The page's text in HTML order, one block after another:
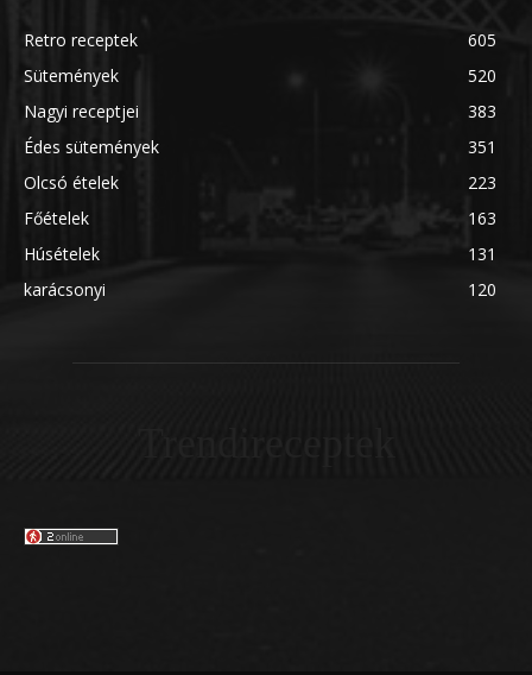
Retro receptek
605
Sütemények
520
Nagyi receptjei
383
Édes sütemények
351
Olcsó ételek
223
Főételek
163
Húsételek
131
karácsonyi
120